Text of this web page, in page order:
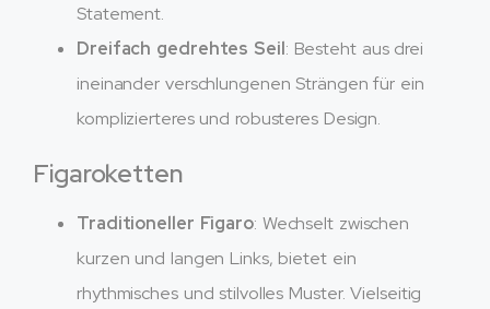
Statement.
Dreifach gedrehtes Seil: Besteht aus drei
ineinander verschlungenen Strängen für ein
komplizierteres und robusteres Design.
Figaroketten
Traditioneller Figaro: Wechselt zwischen
kurzen und langen Links, bietet ein
rhythmisches und stilvolles Muster. Vielseitig